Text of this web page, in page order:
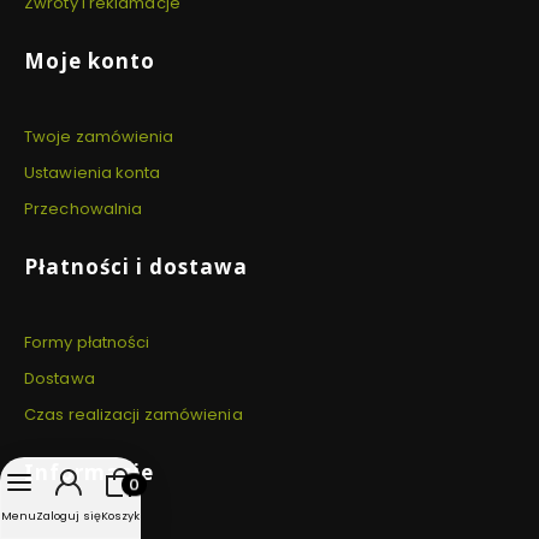
Moje konto
Twoje zamówienia
Ustawienia konta
Przechowalnia
Płatności i dostawa
Formy płatności
Dostawa
Czas realizacji zamówienia
Informacje
MenuZaloguj się
Produkty w koszyku: 0. Zobacz szczegóły
Koszyk